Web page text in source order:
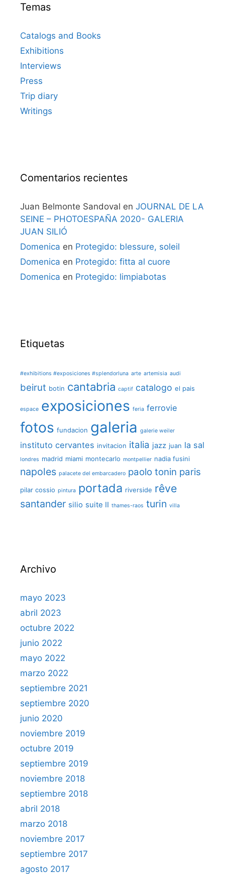
Temas
Catalogs and Books
Exhibitions
Interviews
Press
Trip diary
Writings
Comentarios recientes
Juan Belmonte Sandoval en JOURNAL DE LA
SEINE – PHOTOESPAÑA 2020- GALERIA
JUAN SILIÓ
Domenica en Protegido: blessure, soleil
Domenica en Protegido: fitta al cuore
Domenica en Protegido: limpiabotas
Etiquetas
#exhibitions #exposiciones #splendorluna arte artemisia audi
beirut botin cantabria captif catalogo el pais
espace exposiciones feria ferrovie
fotos fundacion galeria galerie weiler
instituto cervantes invitacion italia jazz juan la sal
londres madrid miami montecarlo montpellier nadia fusini
napoles palacete del embarcadero paolo tonin paris
pilar cossio pintura portada riverside rêve
santander silio suite II thames-raos turin villa
Archivo
mayo 2023
abril 2023
octubre 2022
junio 2022
mayo 2022
marzo 2022
septiembre 2021
septiembre 2020
junio 2020
noviembre 2019
octubre 2019
septiembre 2019
noviembre 2018
septiembre 2018
abril 2018
marzo 2018
noviembre 2017
septiembre 2017
agosto 2017